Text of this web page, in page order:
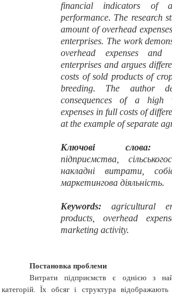
financial indicators of
performance. The research
amount of overhead
enterprises. The work
overhead expenses
enterprises and argues
costs of sold products of
breeding. The author
consequences of a high
expenses in full costs of
at the example of separate
Ключові слова:
підприємства,
накладні витрати,
маркетингова діяльність.
Keywords:
agricultural
products, overhead
marketing activity.
Постановка проблеми
Витрати підприємств є однією з
категорій. Їх обсяг і структура відображають